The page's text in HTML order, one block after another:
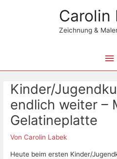
Carolin
Zeichnung &
Kinder/
endlich weiter –
Gelatineplatte
VonCarolin Labek
Heute beim ersten Kinder/